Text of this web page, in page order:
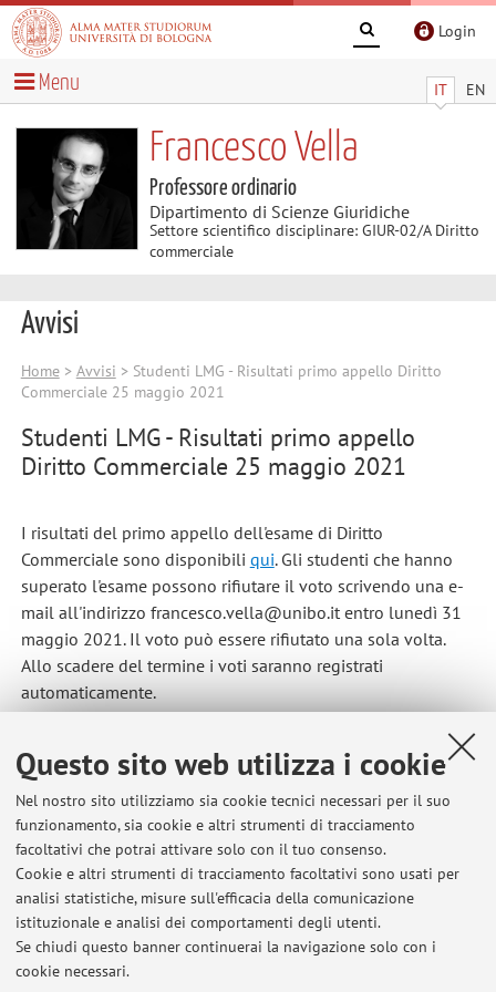
Questo sito web utilizza i cookie
Nel nostro sito utilizziamo sia cookie tecnici necessari per il suo
funzionamento, sia cookie e altri strumenti di tracciamento
facoltativi che potrai attivare solo con il tuo consenso.
Cookie e altri strumenti di tracciamento facoltativi sono usati per
analisi statistiche, misure sull'efficacia della comunicazione
istituzionale e analisi dei comportamenti degli utenti.
Se chiudi questo banner continuerai la navigazione solo con i
cookie necessari.
Login
IT EN
Menu
Francesco Vella
Professore ordinario
Dipartimento di Scienze Giuridiche
Settore scientifico disciplinare: GIUR-02/A Diritto
commerciale
Avvisi
Home> Avvisi > Studenti LMG - Risultati primo appello Diritto
Commerciale 25 maggio 2021
Studenti LMG - Risultati primo appello
Diritto Commerciale 25 maggio 2021
I risultati del primo appello dell'esame di Diritto
Commerciale sono disponibili qui. Gli studenti che hanno
superato l'esame possono rifiutare il voto scrivendo una e-
mail all'indirizzo francesco.vella@unibo.it entro lunedì 31
maggio 2021. Il voto può essere rifiutato una sola volta.
Allo scadere del termine i voti saranno registrati
automaticamente.
Ultimi avvisi
attivazione link
Pubblicato il: 22 febbraio 2022
Studenti LMG - Risultati ottavo appello Diritto Commerciale 15
febbraio 2022